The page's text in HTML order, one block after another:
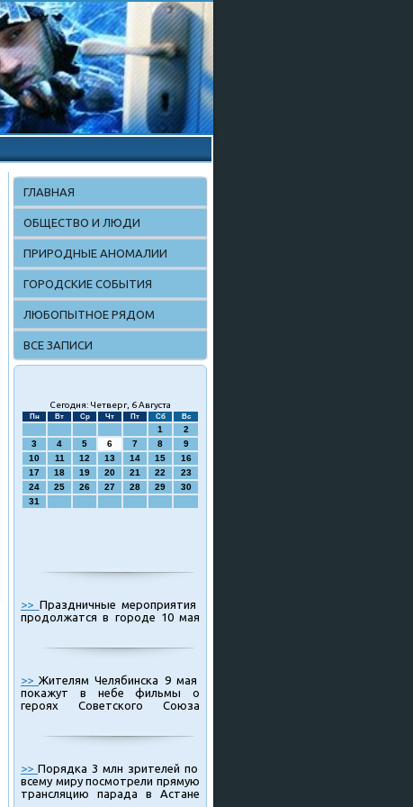
ГЛАВНАЯ
ОБЩЕСТВО И ЛЮДИ
ПРИРОДНЫЕ АНОМАЛИИ
ГОРОДСКИЕ СОБЫТИЯ
ЛЮБОПЫТНОЕ РЯДОМ
ВСЕ ЗАПИСИ
Сегодня: Четверг, 6 Августа
Пн Вт Ср Чт Пт Сб Вс
1
2
3
4 5 6 7 8
9
10
11 12 13 14 15
16
17
18 19 20 21 22
23
24
25 26 27 28 29
30
31
>> Праздничные мероприятия
продолжатся в городе 10 мая
>>Жителям Челябинска 9 мая
покажут в небе фильмы о
героях Советского Союза
>> Порядка 3 млн зрителей по
всему миру посмотрели прямую
трансляцию парада в Астане